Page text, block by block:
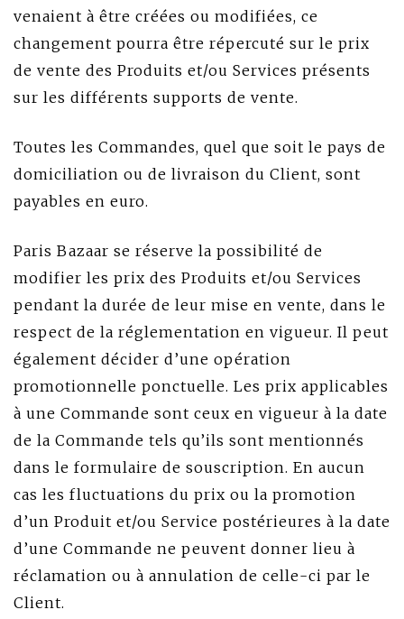
venaient à être créées ou modifiées, ce
changement pourra être répercuté sur le prix
de vente des Produits et/ou Services présents
sur les différents supports de vente.
Toutes les Commandes, quel que soit le pays de
domiciliation ou de livraison du Client, sont
payables en euro.
Paris Bazaar se réserve la possibilité de
modifier les prix des Produits et/ou Services
pendant la durée de leur mise en vente, dans le
respect de la réglementation en vigueur. Il peut
également décider d’une opération
promotionnelle ponctuelle. Les prix applicables
à une Commande sont ceux en vigueur à la date
de la Commande tels qu’ils sont mentionnés
dans le formulaire de souscription. En aucun
cas les fluctuations du prix ou la promotion
d’un Produit et/ou Service postérieures à la date
d’une Commande ne peuvent donner lieu à
réclamation ou à annulation de celle-ci par le
Client.